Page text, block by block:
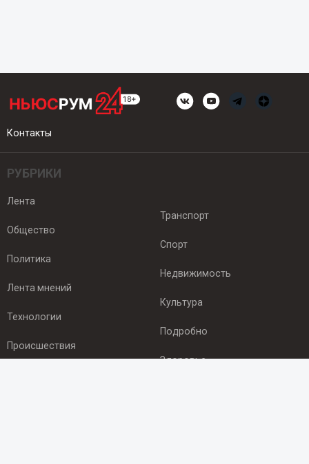
Контакты
РУБРИКИ
Лента
Общество
Политика
Лента мнений
Технологии
Происшествия
Транспорт
Спорт
Недвижимость
Культура
Подробно
Здоровье